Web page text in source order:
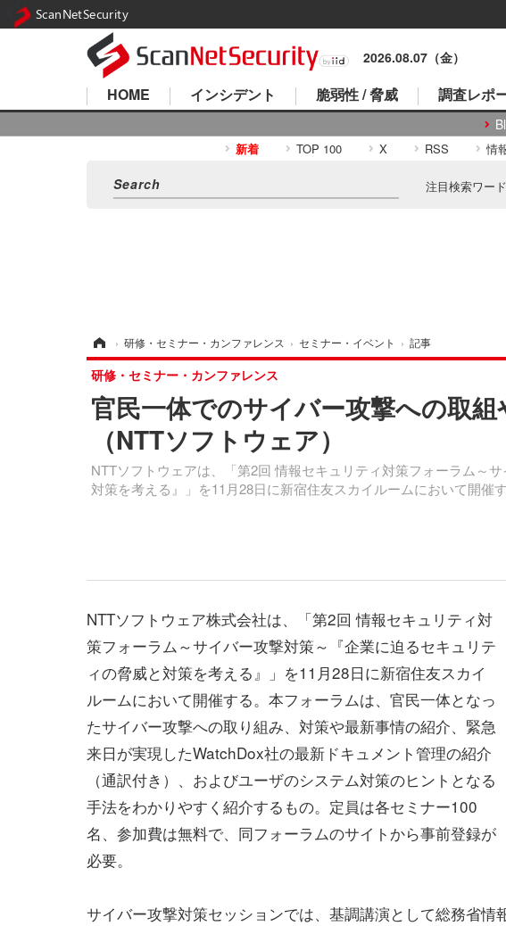
2026.08.07（金）
HOME インシデント 脆弱性 / 脅威 調査レポ
新着 TOP 100 X RSS 情
注目検索ワード
› 研修・セミナー・カンファレンス › セミナー・イベント › 記事
官民一体でのサイバー攻撃への取
（NTTソフトウェア）
NTTソフトウェアは、「第2回 情報セキュリティ対策フォーラム～
対策を考える』」を11月28日に新宿住友スカイルームにおいて開催す
研修・セミナー・カンファレンス
NTTソフトウェア株式会社は、「第2回 情報セキュリティ対
策フォーラム～サイバー攻撃対策～『企業に迫るセキュリテ
ィの脅威と対策を考える』」を11月28日に新宿住友スカイ
ルームにおいて開催する。本フォーラムは、官民一体となっ
たサイバー攻撃への取り組み、対策や最新事情の紹介、緊急
来日が実現したWatchDox社の最新ドキュメント管理の紹介
（通訳付き）、およびユーザのシステム対策のヒントとなる
手法をわかりやすく紹介するもの。定員は各セミナー100
名、参加費は無料で、同フォーラムのサイトから事前登録が
必要。
サイバー攻撃対策セッションでは、基調講演として総務省
ScanNetSecurity